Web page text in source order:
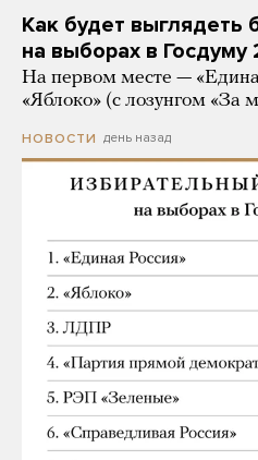
Как будет выглядеть
на выборах в Госдуму
На первом месте —
«Яблоко» (с лозунгом «За
НОВОСТИ день назад